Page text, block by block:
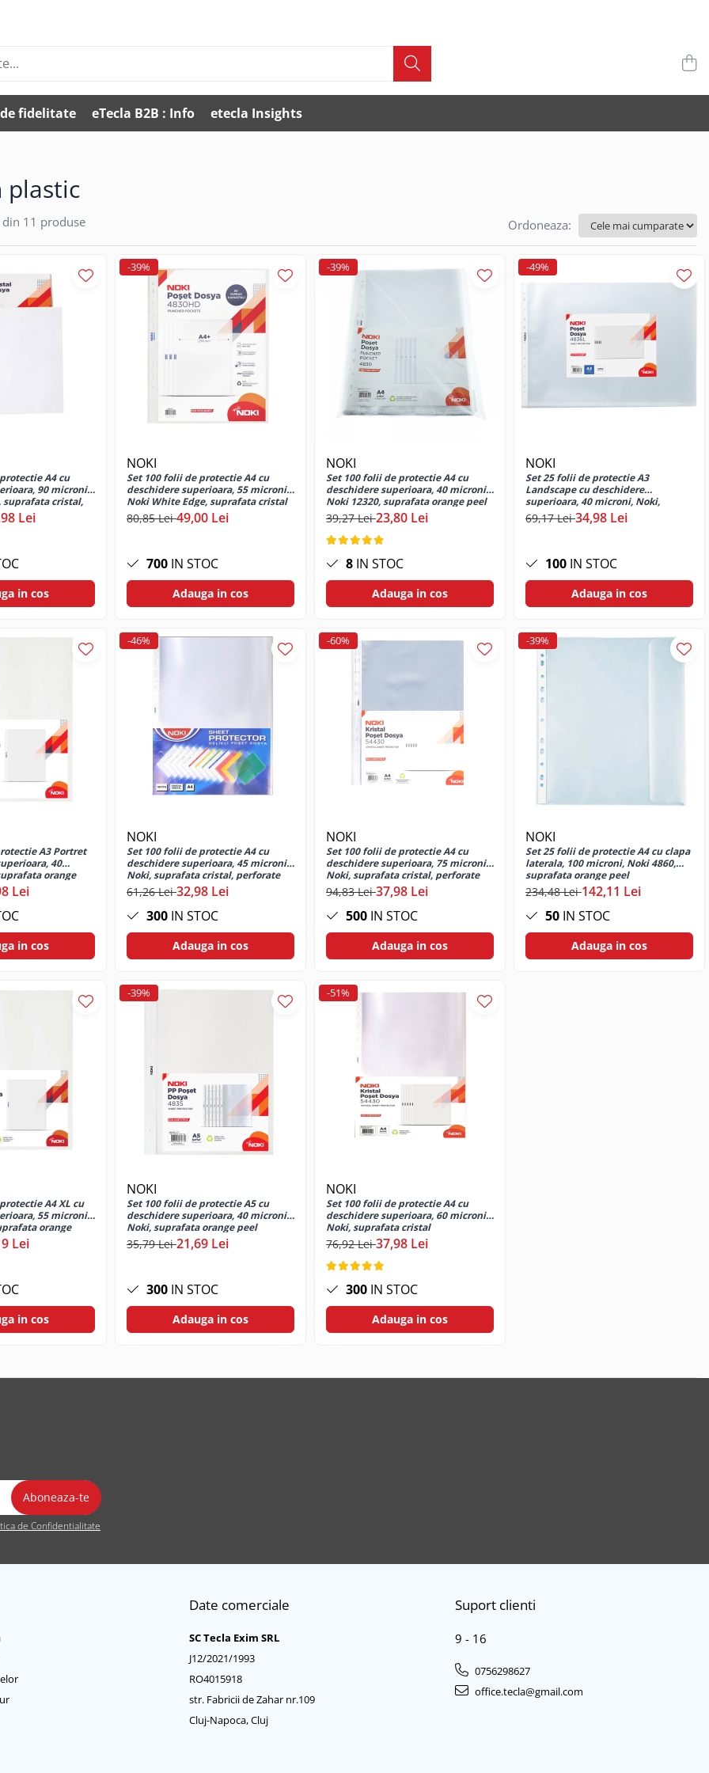
fidelitate eTecla B2B : Info etecla Insights
plastic
din 11 produse Ordoneaza:
A4 cu
90 microni,
suprafata cristal,
Lei
in cos
-39%
NOKI
Set 100 folii de protectie A4 cu
deschidere superioara, 55 microni,
Noki White Edge, suprafata cristal
HD, perforate, capacitate extinsa
80,85 Lei49,00 Lei
700 IN STOC
Adauga in cos
-39%
NOKI
Set 100 folii de protectie A4 cu
deschidere superioara, 40 microni,
Noki 12320, suprafata orange peel
39,27 Lei23,80 Lei
8 IN STOC
Adauga in cos
-49%
NOKI
Set 25 folii de protectie A3
Landscape cu deschidere
superioara, 40 microni, Noki,
suprafata orange peel
69,17 Lei34,98 Lei
100 IN STOC
Adauga in cos
A3 Portret
40
orange
Lei
in cos
-46%
NOKI
Set 100 folii de protectie A4 cu
deschidere superioara, 45 microni,
Noki, suprafata cristal, perforate
61,26 Lei32,98 Lei
300 IN STOC
Adauga in cos
-60%
NOKI
Set 100 folii de protectie A4 cu
deschidere superioara, 75 microni,
Noki, suprafata cristal, perforate
94,83 Lei37,98 Lei
500 IN STOC
Adauga in cos
-39%
NOKI
Set 25 folii de protectie A4 cu clapa
laterala, 100 microni, Noki 4860,
suprafata orange peel
234,48 Lei142,11 Lei
50 IN STOC
Adauga in cos
A4 XL cu
55 microni,
orange
Lei
in cos
-39%
NOKI
Set 100 folii de protectie A5 cu
deschidere superioara, 40 microni,
Noki, suprafata orange peel
35,79 Lei21,69 Lei
300 IN STOC
Adauga in cos
-51%
NOKI
Set 100 folii de protectie A4 cu
deschidere superioara, 60 microni,
Noki, suprafata cristal
76,92 Lei37,98 Lei
300 IN STOC
Adauga in cos
de Confidentialitate
Date comerciale
SC Tecla Exim SRL
J12/2021/1993
RO4015918
str. Fabricii de Zahar nr.109
Cluj-Napoca, Cluj
Suport clienti
9 - 16
0756298627
office.tecla@gmail.com